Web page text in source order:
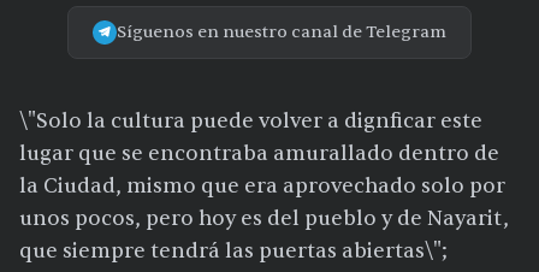
Síguenos en nuestro canal de Telegram
\"Solo la cultura puede volver a dignficar este
lugar que se encontraba amurallado dentro de
la Ciudad, mismo que era aprovechado solo por
unos pocos, pero hoy es del pueblo y de Nayarit,
que siempre tendrá las puertas abiertas\";